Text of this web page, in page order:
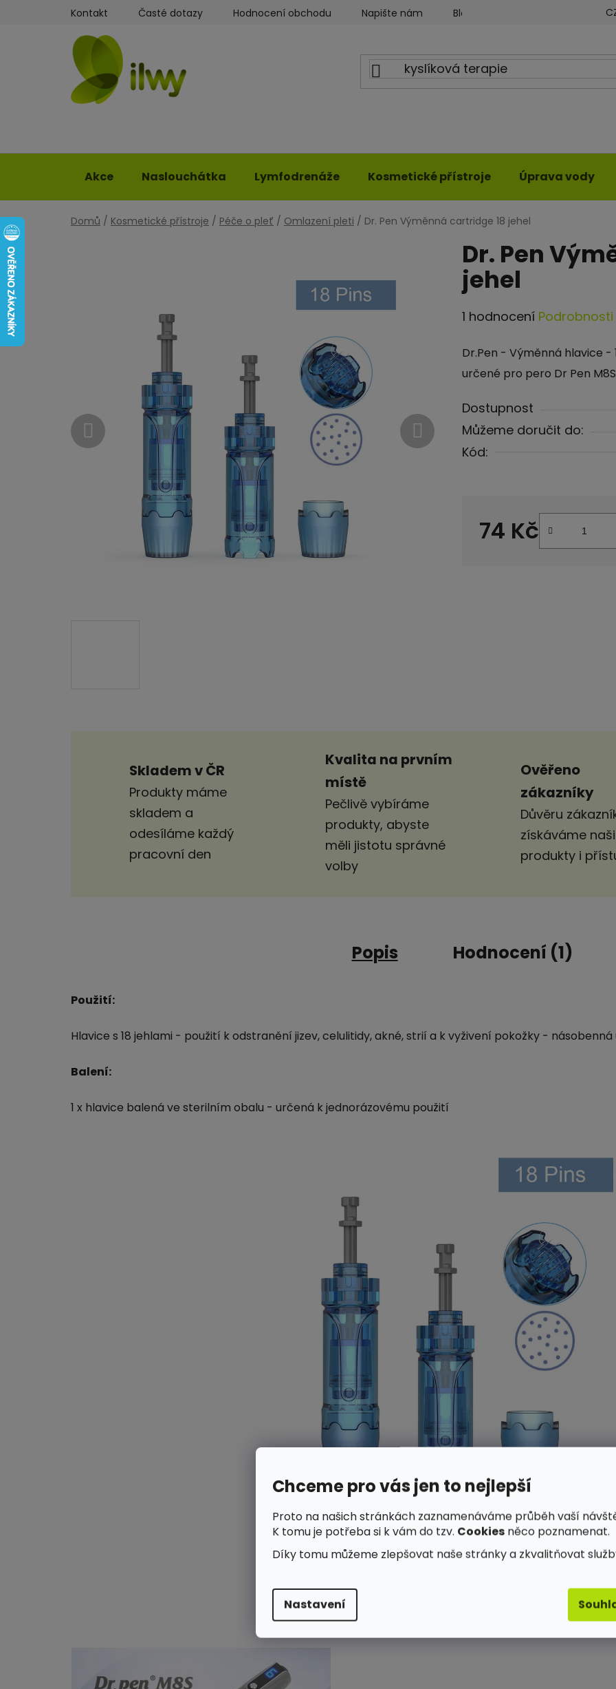
Chceme pro vás jen to nejlepší
Proto na našich stránkách zaznamenáváme průběh vaší
K tomu je potřeba si k vám do tzv. Cookies něco poznamenat.
Díky tomu můžeme zlepšovat naše stránky a zkvalitňovat
Nastavení
Kontakt Časté dotazy Hodnocení obchodu Napište nám Blog ILWY Obchodní
Akce Naslouchátka Lymfodrenáže Kosmetické přístroje Úprava vody
Domů / Kosmetické přístroje / Péče o pleť / Omlazení pleti / Dr. Pen Výměnná cartridge 18 jehel
Dr. Pen
jehel
Průměrné
produktu
je
5
hvězdiček.
1 hodnocení
Dr.Pen - Výměnná hlavice
určené pro pero Dr Pen M8S
Dostupnost
Můžeme doručit do:
Kód:
74 Kč
Měrná cena:
Skladem v ČR
Produkty máme
skladem a
odesíláme každý
pracovní den
Kvalita na prvním
místě
Pečlivě vybíráme
produkty, abyste
měli jistotu správné
volby
Ověřeno
zákazníky
Důvěru
získáváme
produkty i
Popis Hodnocení (1)
Použití:
Hlavice s 18 jehlami - použití k odstranění jizev, celulitidy, akné, strií a k vyživení pokožky -
Balení:
1 x hlavice balená ve sterilním obalu - určená k jednorázovému použití
Související produkty